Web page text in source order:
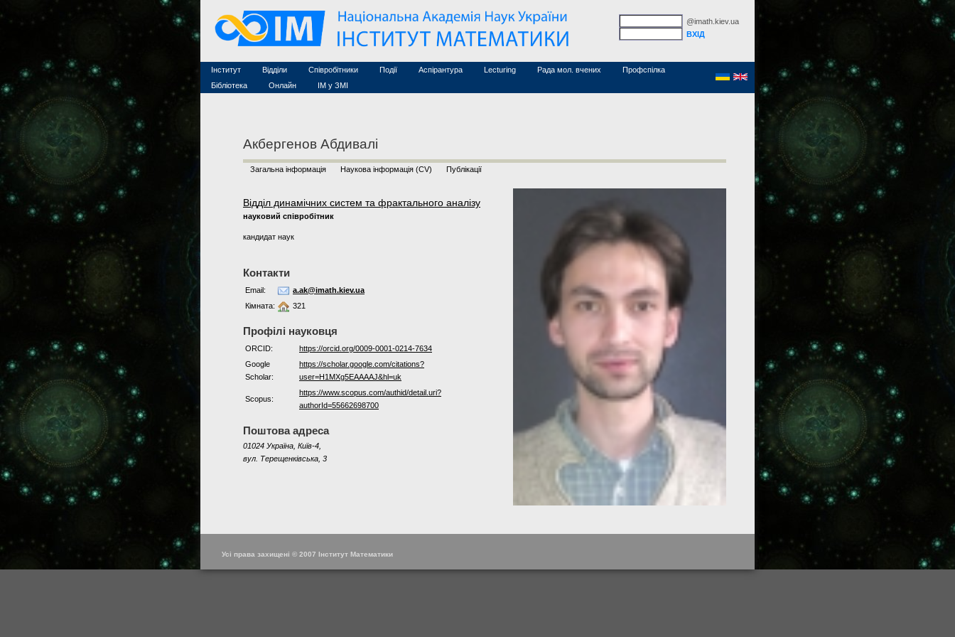
@imath.kiev.ua
Інститут
Конкурси на посади
Науково-організаційна робота
Відділи Співробітники
Асоційовані дослідники
Технічний персонал
Події
Конференції (архів)
Курси з математики
Аспірантура Lecturing Рада мол. вчених
Профспілка
Бібліотека
MathSciNet
Публікації
Онлайн
ІМ у ЗМІ
Акбергенов Абдивалі
Загальна інформація Наукова інформація (CV) Публікації
Відділ динамічних систем та фрактального аналізу
науковий співробітник
кандидат наук
Контакти
Email:
a.ak@imath.kiev.ua
Кімната:
321
Профілі науковця
ORCID:
https://orcid.org/0009-0001-0214-7634
Google
Scholar:
https://scholar.google.com/citations?
user=H1MXg5EAAAAJ&hl=uk
Scopus:
https://www.scopus.com/authid/detail.uri?
authorId=55662698700
Поштова адреса
01024 Україна, Київ-4,
вул. Терещенківська, 3
Усі права захищені © 2007 Інститут Математики